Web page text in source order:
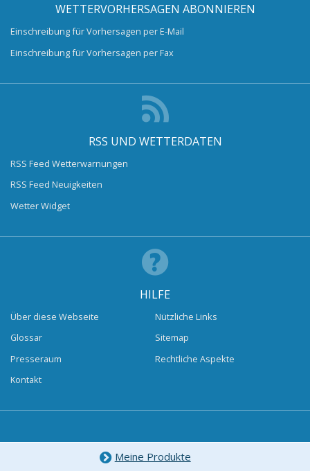
WETTERVORHERSAGEN ABONNIEREN
Einschreibung für Vorhersagen per E-Mail
Einschreibung für Vorhersagen per Fax
RSS UND WETTERDATEN
RSS Feed Wetterwarnungen
RSS Feed Neuigkeiten
Wetter Widget
HILFE
Über diese Webseite
Glossar
Presseraum
Kontakt
Nützliche Links
Sitemap
Rechtliche Aspekte
Meine Produkte